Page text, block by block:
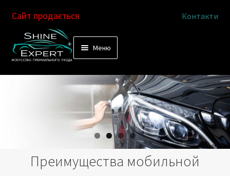
Перейти
к
Перейти
к
Сайт продається Контакти
Меню
Выездная автомойка
Химчистка салона
Подетальная химчистка
Преимущества мобильной